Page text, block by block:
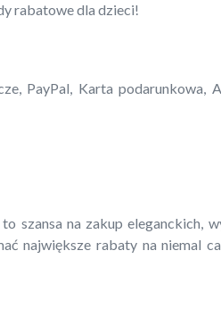
rabatowe dla dzieci!
PayPal, Karta podarunkowa,
szansa na zakup eleganckich,
największe rabaty na niemal